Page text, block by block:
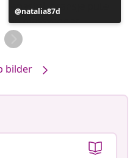
Innlegg
publisert
av
natalia87d
bilder